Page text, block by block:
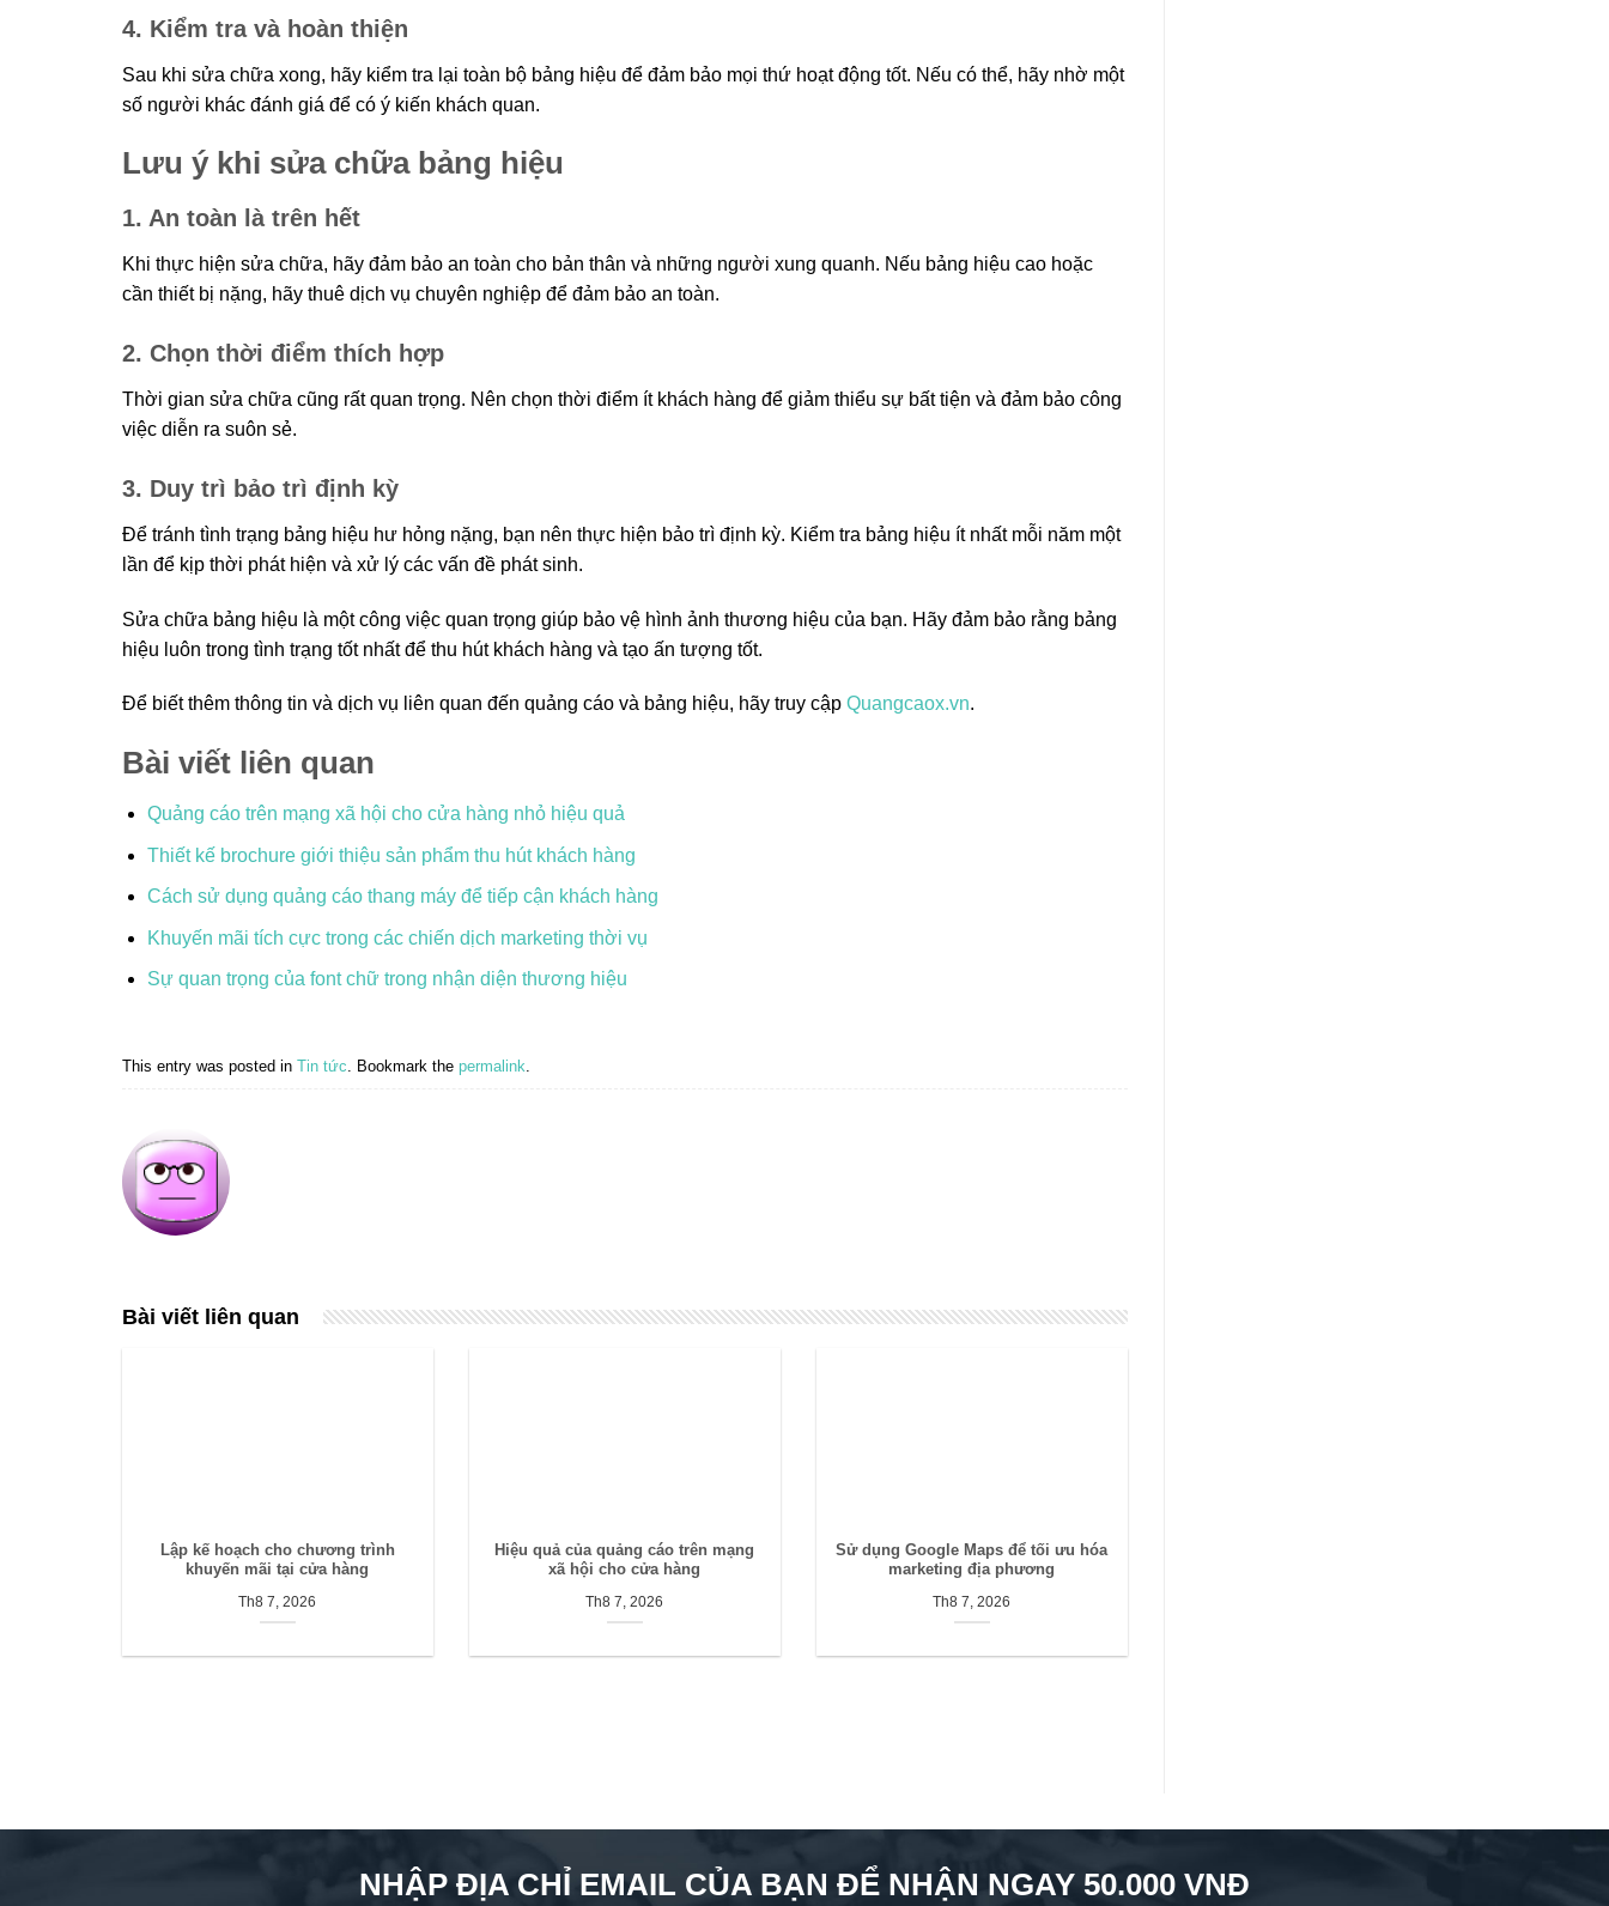
4. Kiểm tra và hoàn thiện
Sau khi sửa chữa xong, hãy kiểm tra lại toàn bộ bảng hiệu để đảm bảo mọi thứ hoạt động tốt. Nếu có thể, hãy nhờ một
số người khác đánh giá để có ý kiến khách quan.
Lưu ý khi sửa chữa bảng hiệu
1. An toàn là trên hết
Khi thực hiện sửa chữa, hãy đảm bảo an toàn cho bản thân và những người xung quanh. Nếu bảng hiệu cao hoặc
cần thiết bị nặng, hãy thuê dịch vụ chuyên nghiệp để đảm bảo an toàn.
2. Chọn thời điểm thích hợp
Thời gian sửa chữa cũng rất quan trọng. Nên chọn thời điểm ít khách hàng để giảm thiểu sự bất tiện và đảm bảo công
việc diễn ra suôn sẻ.
3. Duy trì bảo trì định kỳ
Để tránh tình trạng bảng hiệu hư hỏng nặng, bạn nên thực hiện bảo trì định kỳ. Kiểm tra bảng hiệu ít nhất mỗi năm một
lần để kịp thời phát hiện và xử lý các vấn đề phát sinh.
Sửa chữa bảng hiệu là một công việc quan trọng giúp bảo vệ hình ảnh thương hiệu của bạn. Hãy đảm bảo rằng bảng
hiệu luôn trong tình trạng tốt nhất để thu hút khách hàng và tạo ấn tượng tốt.
Để biết thêm thông tin và dịch vụ liên quan đến quảng cáo và bảng hiệu, hãy truy cập Quangcaox.vn.
Bài viết liên quan
Quảng cáo trên mạng xã hội cho cửa hàng nhỏ hiệu quả
Thiết kế brochure giới thiệu sản phẩm thu hút khách hàng
Cách sử dụng quảng cáo thang máy để tiếp cận khách hàng
Khuyến mãi tích cực trong các chiến dịch marketing thời vụ
Sự quan trọng của font chữ trong nhận diện thương hiệu
This entry was posted in Tin tức. Bookmark the permalink.
Bài viết liên quan
Lập kế hoạch cho chương trình
khuyến mãi tại cửa hàng
Th8 7, 2026
Hiệu quả của quảng cáo trên mạng
xã hội cho cửa hàng
Th8 7, 2026
Sử dụng Google Maps để tối ưu hóa
marketing địa phương
Th8 7, 2026
NHẬP ĐỊA CHỈ EMAIL CỦA BẠN ĐỂ NHẬN NGAY 50.000 VNĐ